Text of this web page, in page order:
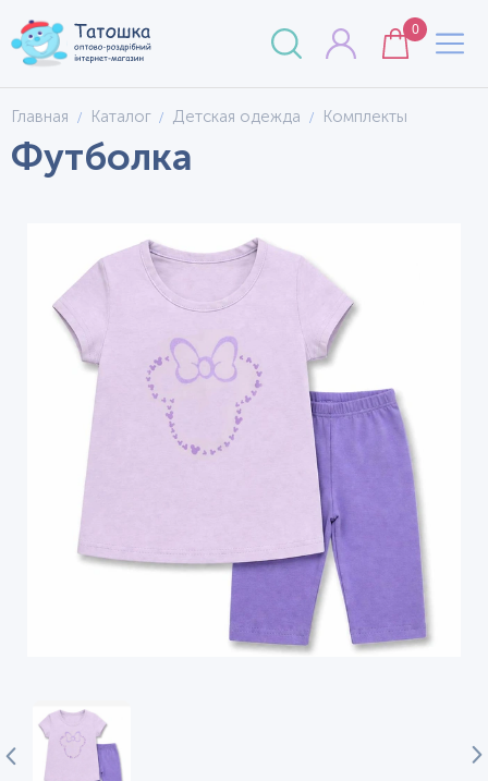
0
Главная Каталог Детская одежда Комплекты
Футболка